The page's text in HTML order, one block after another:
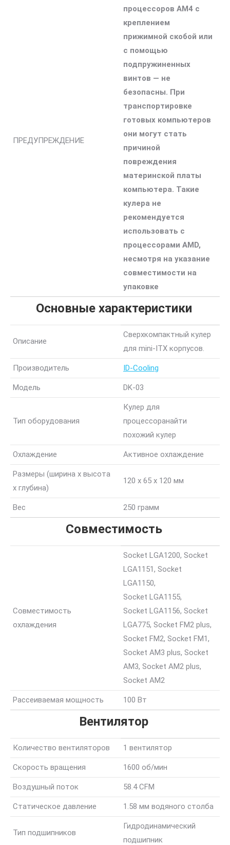
ПРЕДУПРЕЖДЕНИЕ
процессоров AM4 с
креплением
прижимной скобой или
с помощью
подпружиненных
винтов — не
безопасны. При
транспортировке
готовых компьютеров
они могут стать
причиной
повреждения
материнской платы
компьютера. Такие
кулера не
рекомендуется
использовать с
процессорами AMD,
несмотря на указание
совместимости на
упаковке
Основные характеристики
Описание
Сверхкомпактный кулер
для mini-ITX корпусов.
Производитель ID-Cooling
Модель DK-03
Тип оборудования
Кулер для
процессоранайти
похожий кулер
Охлаждение Активное охлаждение
Размеры (ширина x высота
x глубина)
120 x 65 x 120 мм
Вес 250 грамм
Совместимость
Совместимость
охлаждения
Socket LGA1200, Socket
LGA1151, Socket
LGA1150,
Socket LGA1155,
Socket LGA1156, Socket
LGA775, Socket FM2 plus,
Socket FM2, Socket FM1,
Socket AM3 plus, Socket
AM3, Socket AM2 plus,
Socket AM2
Рассеиваемая мощность 100 Вт
Вентилятор
Количество вентиляторов 1 вентилятор
Скорость вращения 1600 об/мин
Воздушный поток 58.4 CFM
Статическое давление 1.58 мм водяного столба
Тип подшипников
Гидродинамический
подшипник